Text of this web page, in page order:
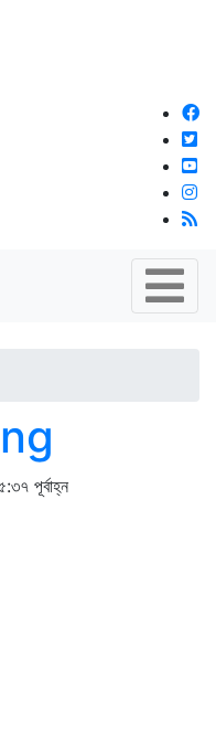
পূর্বাহ্ন